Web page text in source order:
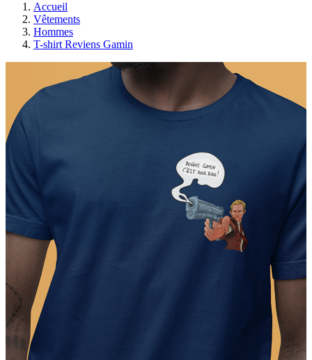
Accueil
Vêtements
Hommes
T-shirt Reviens Gamin